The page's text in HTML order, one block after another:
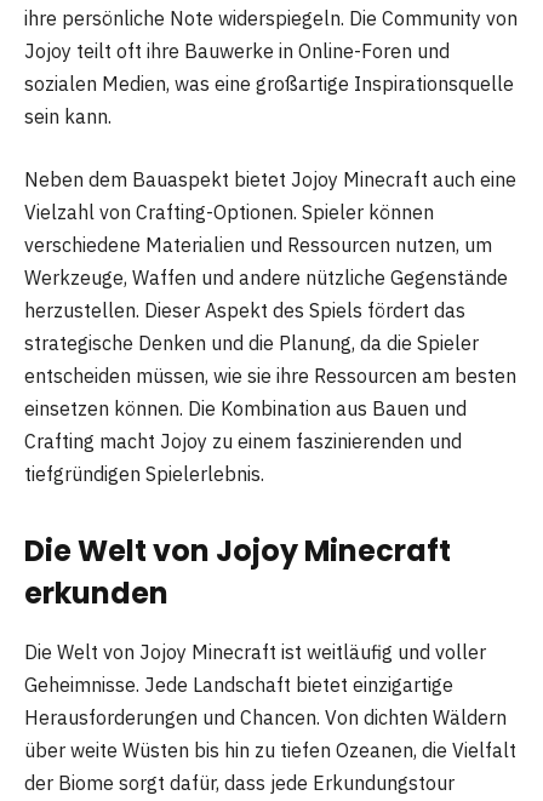
ihre persönliche Note widerspiegeln. Die Community von
Jojoy teilt oft ihre Bauwerke in Online-Foren und
sozialen Medien, was eine großartige Inspirationsquelle
sein kann.
Neben dem Bauaspekt bietet Jojoy Minecraft auch eine
Vielzahl von Crafting-Optionen. Spieler können
verschiedene Materialien und Ressourcen nutzen, um
Werkzeuge, Waffen und andere nützliche Gegenstände
herzustellen. Dieser Aspekt des Spiels fördert das
strategische Denken und die Planung, da die Spieler
entscheiden müssen, wie sie ihre Ressourcen am besten
einsetzen können. Die Kombination aus Bauen und
Crafting macht Jojoy zu einem faszinierenden und
tiefgründigen Spielerlebnis.
Die Welt von Jojoy Minecraft
erkunden
Die Welt von Jojoy Minecraft ist weitläufig und voller
Geheimnisse. Jede Landschaft bietet einzigartige
Herausforderungen und Chancen. Von dichten Wäldern
über weite Wüsten bis hin zu tiefen Ozeanen, die Vielfalt
der Biome sorgt dafür, dass jede Erkundungstour